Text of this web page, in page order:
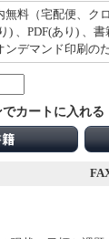
無料（宅配便、ク
) 、PDF(あり) 、書
ンデマンド印刷の
カートに入れる